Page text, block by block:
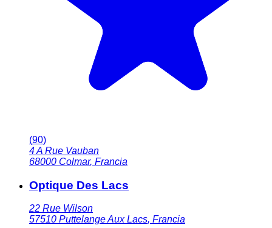
(90)
4 A Rue Vauban
68000 Colmar, Francia
Optique Des Lacs
22 Rue Wilson
57510 Puttelange Aux Lacs, Francia